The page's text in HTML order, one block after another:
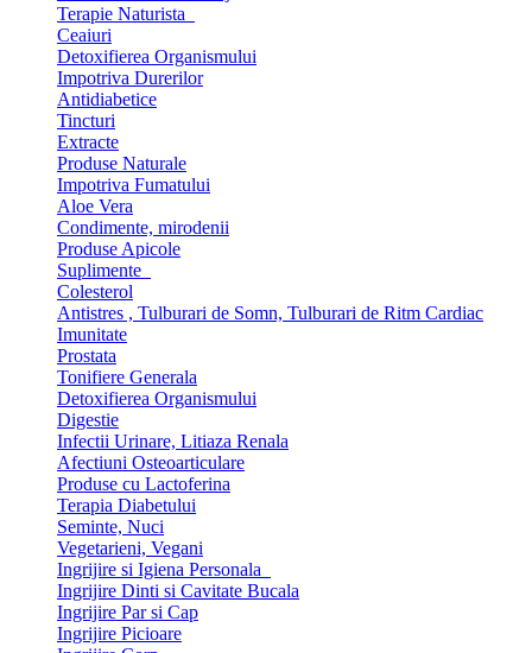
Terapie Naturista
Ceaiuri
Detoxifierea Organismului
Impotriva Durerilor
Antidiabetice
Tincturi
Extracte
Produse Naturale
Impotriva Fumatului
Aloe Vera
Condimente, mirodenii
Produse Apicole
Suplimente
Colesterol
Antistres , Tulburari de Somn, Tulburari de Ritm Cardiac
Imunitate
Prostata
Tonifiere Generala
Detoxifierea Organismului
Digestie
Infectii Urinare, Litiaza Renala
Afectiuni Osteoarticulare
Produse cu Lactoferina
Terapia Diabetului
Seminte, Nuci
Vegetarieni, Vegani
Ingrijire si Igiena Personala
Ingrijire Dinti si Cavitate Bucala
Ingrijire Par si Cap
Ingrijire Picioare